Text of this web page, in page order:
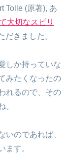
Tolle (原著), あ
大切なスピリ
だきました。
しか持っていな
みたくなったの
れるので、その
。
いのであれば、
ます。